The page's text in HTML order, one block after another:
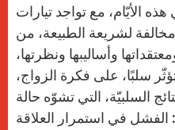
الأيّام، مع تواجد تيارات
لشريعة الطبيعة، من
وأساليبها ونظرتها،
سلبًا، على فكرة الزواج،
السلبيّة، التي تشوّه حالة
الفشل في استمرار العلاقة